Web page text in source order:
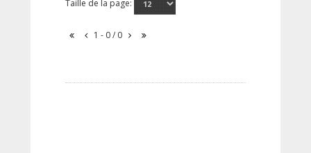
Taille de la page:
1 - 0 / 0